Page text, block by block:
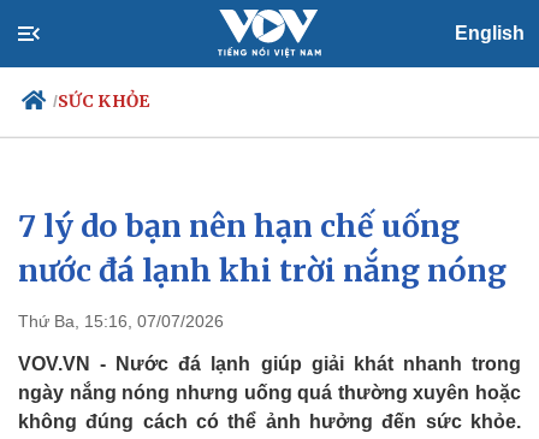
English
/SỨC KHỎE
Chính trị
Đảng
Tổ chức nhân sự
Nhận diện sự thật
Xã hội
Tin 24h
Dự báo thời tiết
Việc làm
Biển đảo
7 lý do bạn nên hạn chế uống
nước đá lạnh khi trời nắng nóng
Thứ Ba, 15:16, 07/07/2026
VOV.VN - Nước đá lạnh giúp giải khát nhanh trong
ngày nắng nóng nhưng uống quá thường xuyên hoặc
không đúng cách có thể ảnh hưởng đến sức khỏe.